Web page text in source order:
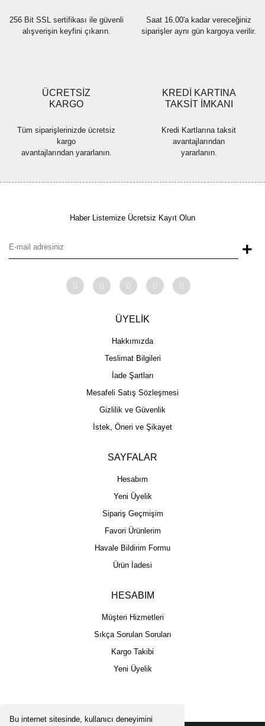
Bu internet sitesinde, kullanıcı deneyimini
256 Bit SSL sertifikası ile güvenli
alışverişin keyfini çıkarın.
Saat 16.00'a kadar vereceğiniz
siparişler aynı gün kargoya verilir.
ÜCRETSİZ
KARGO
Tüm siparişlerinizde ücretsiz
kargo
avantajlarından yararlanın.
KREDİ KARTINA
TAKSİT İMKANI
Kredi Kartlarına taksit
avantajlarından
yararlanın.
Haber Listemize Ücretsiz Kayıt Olun
+
ÜYELİK
Hakkımızda
Teslimat Bilgileri
İade Şartları
Mesafeli Satış Sözleşmesi
Gizlilik ve Güvenlik
İstek, Öneri ve Şikayet
SAYFALAR
Hesabım
Yeni Üyelik
Sipariş Geçmişim
Favori Ürünlerim
Havale Bildirim Formu
Ürün İadesi
HESABIM
Müşteri Hizmetleri
Sıkça Sorulan Soruları
Kargo Takibi
Yeni Üyelik